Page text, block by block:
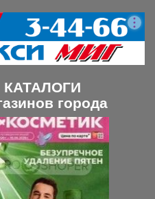
«Fax
70руб
Посещение
тренажерного зала
100 руб.
Искры Бабич. Фильм,...
КАТАЛОГИ
города